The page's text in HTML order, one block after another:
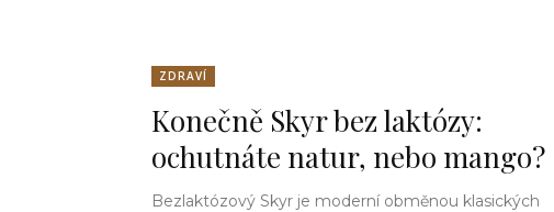
ZDRAVÍ
Konečně Skyr bez laktózy:
ochutnáte natur, nebo mango?
Bezlaktózový Skyr je moderní obměnou klasických